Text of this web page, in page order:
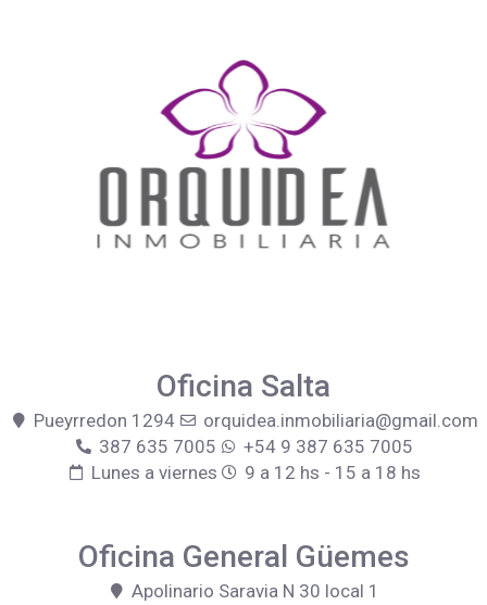
Oficina Salta
Pueyrredon 1294
orquidea.inmobiliaria@gmail.com
387 635 7005
+54 9 387 635 7005
Lunes a viernes
9 a 12 hs - 15 a 18 hs
Oficina General Güemes
Apolinario Saravia N 30 local 1